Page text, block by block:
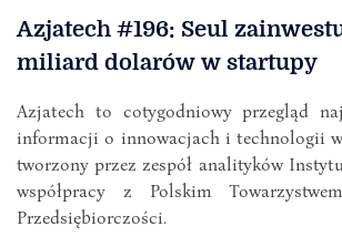
Azjatech #196: Seul
miliard dolarów w startupy
Azjatech to cotygodniowy przegląd
informacji o innowacjach i technologii
tworzony przez zespół analityków
współpracy z Polskim
Przedsiębiorczości.